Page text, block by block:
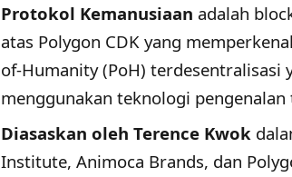
Protokol Kemanusiaan adalah
atas Polygon CDK yang
of-Humanity (PoH) terdesentralisasi
menggunakan teknologi pengenalan
Diasaskan oleh Terence Kwok
Institute, Animoca Brands, dan